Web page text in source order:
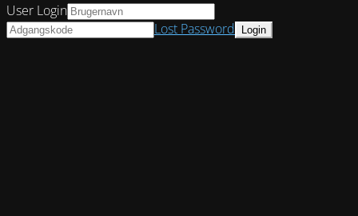
User Login
Lost Password